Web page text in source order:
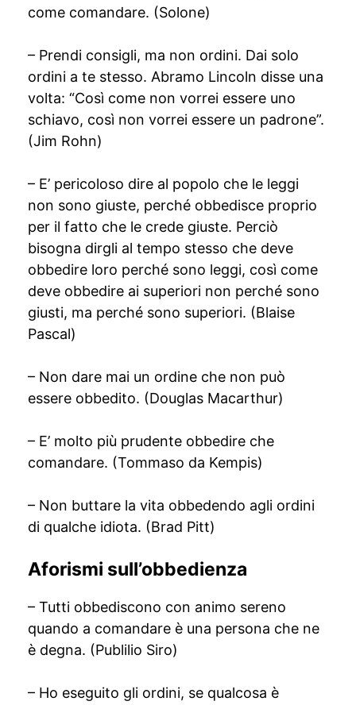
come comandare. (Solone)
– Prendi consigli, ma non ordini. Dai solo
ordini a te stesso. Abramo Lincoln disse una
volta: “Così come non vorrei essere uno
schiavo, così non vorrei essere un padrone”.
(Jim Rohn)
– E’ pericoloso dire al popolo che le leggi
non sono giuste, perché obbedisce proprio
per il fatto che le crede giuste. Perciò
bisogna dirgli al tempo stesso che deve
obbedire loro perché sono leggi, così come
deve obbedire ai superiori non perché sono
giusti, ma perché sono superiori. (Blaise
Pascal)
– Non dare mai un ordine che non può
essere obbedito. (Douglas Macarthur)
– E’ molto più prudente obbedire che
comandare. (Tommaso da Kempis)
– Non buttare la vita obbedendo agli ordini
di qualche idiota. (Brad Pitt)
Aforismi sull’obbedienza
– Tutti obbediscono con animo sereno
quando a comandare è una persona che ne
è degna. (Publilio Siro)
– Ho eseguito gli ordini, se qualcosa è